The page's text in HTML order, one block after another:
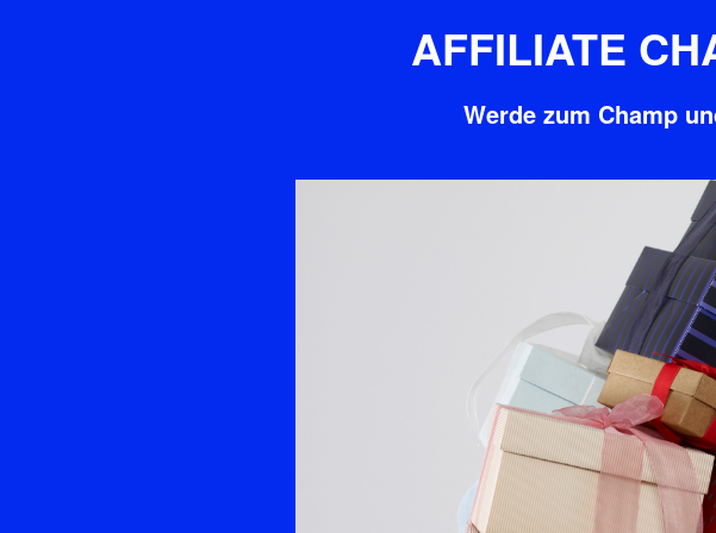
AFFILIATE
Werde zum Champ